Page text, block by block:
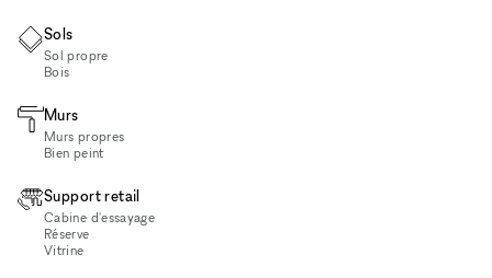
Sols
Sol propre
Bois
Murs
Murs propres
Bien peint
Support retail
Cabine d'essayage
Réserve
Vitrine